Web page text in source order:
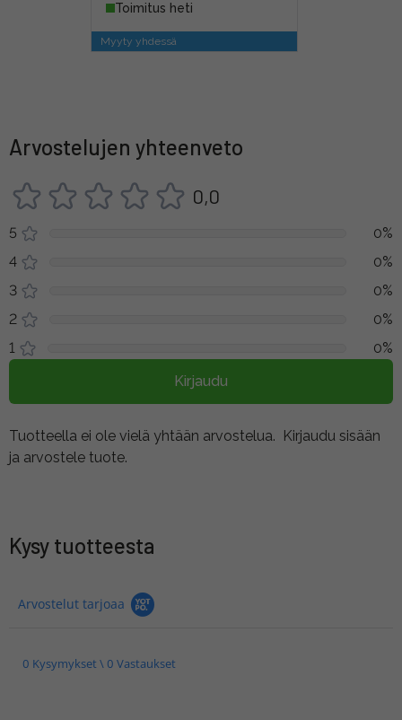
Toimitus heti
Myyty yhdessä
Arvostelujen yhteenveto
0,0
5
0%
4
0%
3
0%
2
0%
1
0%
Kirjaudu
Tuotteella ei ole vielä yhtään arvostelua. Kirjaudu sisään
ja arvostele tuote.
Kysy tuotteesta
Arvostelut tarjoaa
0 Kysymykset \ 0 Vastaukset